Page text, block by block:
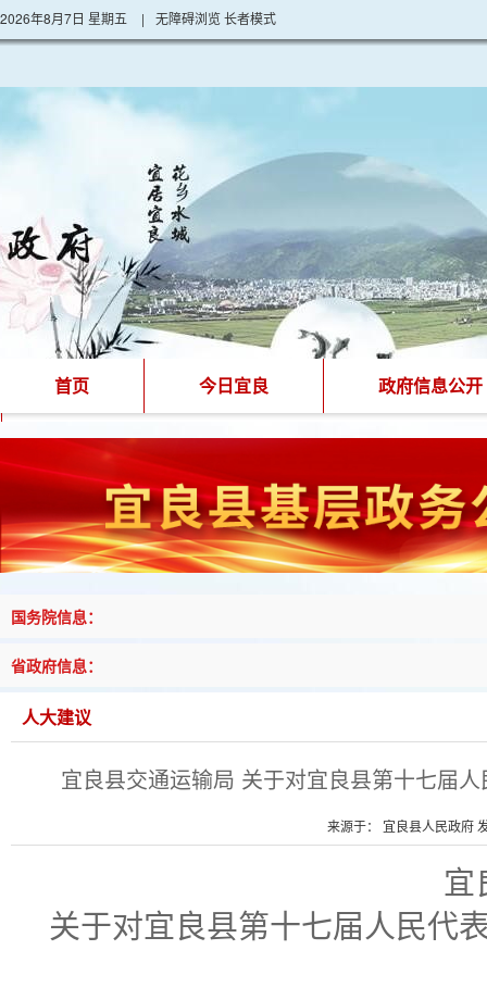
2026年8月7日 星期五 | 无障碍浏览长者模式
首页 今日宜良 政府信息公开
国务院信息：
省政府信息：
人大建议
宜良县交通运输局 关于对宜良县第十七届
来源于： 宜良县人民政府
宜
关于对宜良县第十七届人民代